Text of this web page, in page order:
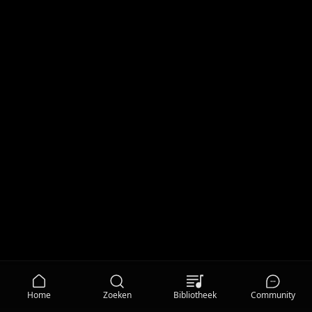
Home Zoeken Bibliotheek Community